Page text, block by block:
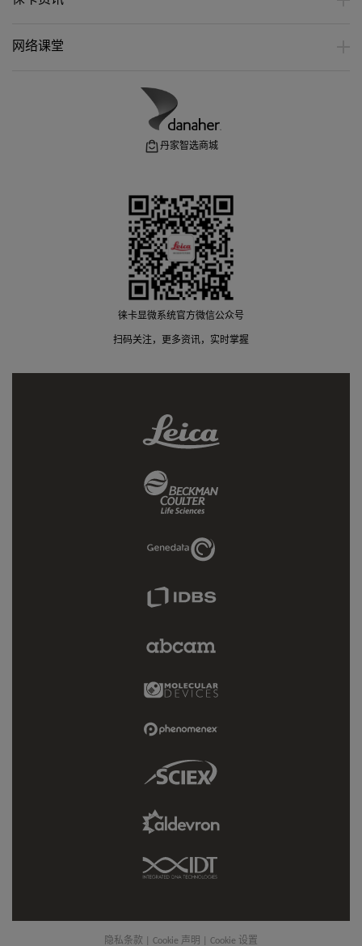
网络课堂
丹家智选商城
徕卡显微系统官方微信公众号
扫码关注，更多资讯，实时掌握
Leica
Link
Coulter
Link
Genedata
Link
IDBS
Abcam
Molecular
Link
Phenomenex
Sciex
Link
IDT
Link
隐私条款 Cookie 声明 Cookie 设置